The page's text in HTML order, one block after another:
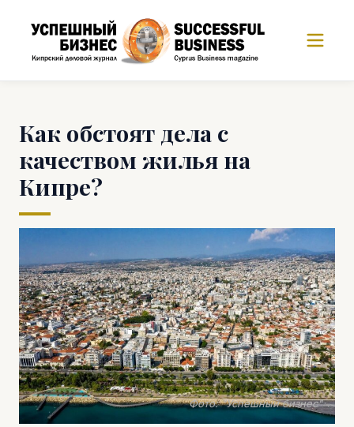
Как обстоят дела с
качеством жилья на
Кипре?
Фото: "Успешный бизнес"